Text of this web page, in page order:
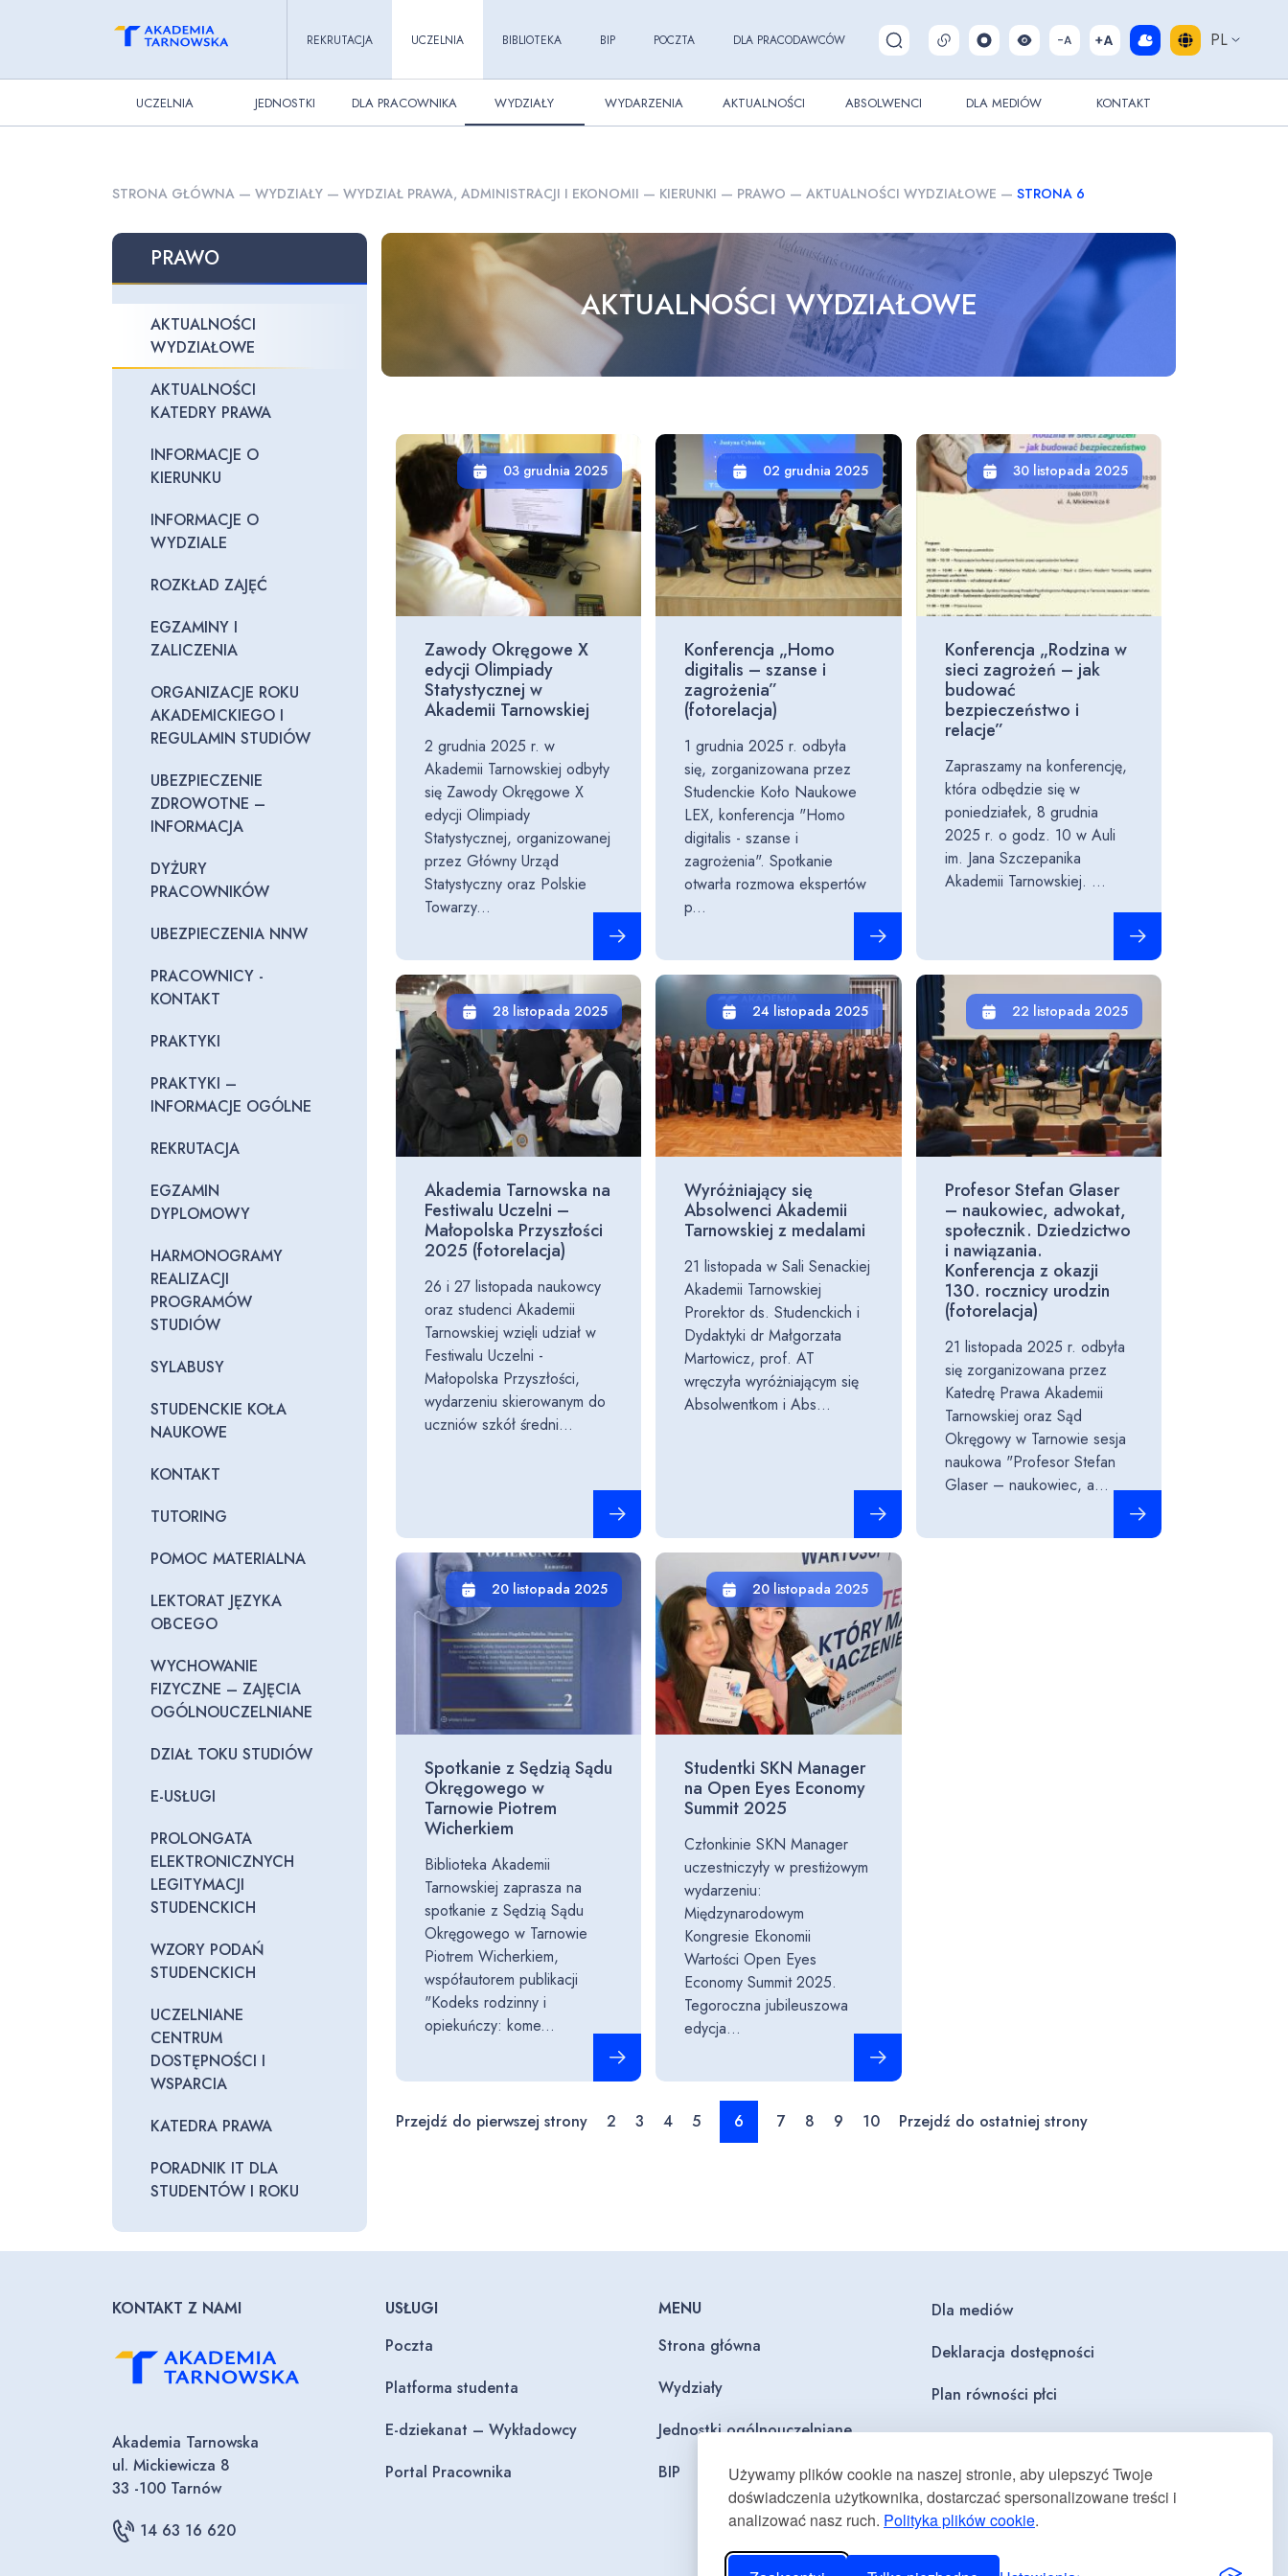
Używamy plików cookie na naszej stronie, aby ulepszyć Twoje
doświadczenia użytkownika, dostarczać spersonalizowane treści i
analizować nasz ruch. Polityka plików cookie.
REKRUTACJA UCZELNIA BIBLIOTEKA BIP POCZTA DLA PRACODAWCÓW Pokaż/ukryj wyszukiwarkę PL
UCZELNIA JEDNOSTKI DLA PRACOWNIKA WYDZIAŁY WYDARZENIA AKTUALNOŚCI ABSOLWENCI DLA MEDIÓW KONTAKT
STRONA GŁÓWNA — WYDZIAŁY — WYDZIAŁ PRAWA, ADMINISTRACJI I EKONOMII — KIERUNKI — PRAWO — AKTUALNOŚCI WYDZIAŁOWE — STRONA 6
PRAWO
AKTUALNOŚCI
WYDZIAŁOWE
AKTUALNOŚCI
KATEDRY PRAWA
INFORMACJE O
KIERUNKU
INFORMACJE O
WYDZIALE
ROZKŁAD ZAJĘĆ
EGZAMINY I
ZALICZENIA
ORGANIZACJE ROKU
AKADEMICKIEGO I
REGULAMIN STUDIÓW
UBEZPIECZENIE
ZDROWOTNE –
INFORMACJA
DYŻURY
PRACOWNIKÓW
UBEZPIECZENIA NNW
PRACOWNICY -
KONTAKT
PRAKTYKI
PRAKTYKI –
INFORMACJE OGÓLNE
REKRUTACJA
EGZAMIN
DYPLOMOWY
HARMONOGRAMY
REALIZACJI
PROGRAMÓW
STUDIÓW
SYLABUSY
STUDENCKIE KOŁA
NAUKOWE
KONTAKT
TUTORING
POMOC MATERIALNA
LEKTORAT JĘZYKA
OBCEGO
WYCHOWANIE
FIZYCZNE – ZAJĘCIA
OGÓLNOUCZELNIANE
DZIAŁ TOKU STUDIÓW
E-USŁUGI
PROLONGATA
ELEKTRONICZNYCH
LEGITYMACJI
STUDENCKICH
WZORY PODAŃ
STUDENCKICH
UCZELNIANE
CENTRUM
DOSTĘPNOŚCI I
WSPARCIA
KATEDRA PRAWA
PORADNIK IT DLA
STUDENTÓW I ROKU
AKTUALNOŚCI WYDZIAŁOWE
03 grudnia 2025
Zawody Okręgowe X
edycji Olimpiady
Statystycznej w
Akademii Tarnowskiej
2 grudnia 2025 r. w
Akademii Tarnowskiej odbyły
się Zawody Okręgowe X
edycji Olimpiady
Statystycznej, organizowanej
przez Główny Urząd
Statystyczny oraz Polskie
Towarzy...
02 grudnia 2025
Konferencja „Homo
digitalis – szanse i
zagrożenia”
(fotorelacja)
1 grudnia 2025 r. odbyła
się, zorganizowana przez
Studenckie Koło Naukowe
LEX, konferencja "Homo
digitalis - szanse i
zagrożenia". Spotkanie
otwarła rozmowa ekspertów
p...
30 listopada 2025
Konferencja „Rodzina w
sieci zagrożeń – jak
budować
bezpieczeństwo i
relacje”
Zapraszamy na konferencję,
która odbędzie się w
poniedziałek, 8 grudnia
2025 r. o godz. 10 w Auli
im. Jana Szczepanika
Akademii Tarnowskiej. ...
28 listopada 2025
Akademia Tarnowska na
Festiwalu Uczelni –
Małopolska Przyszłości
2025 (fotorelacja)
26 i 27 listopada naukowcy
oraz studenci Akademii
Tarnowskiej wzięli udział w
Festiwalu Uczelni -
Małopolska Przyszłości,
wydarzeniu skierowanym do
uczniów szkół średni...
24 listopada 2025
Wyróżniający się
Absolwenci Akademii
Tarnowskiej z medalami
21 listopada w Sali Senackiej
Akademii Tarnowskiej
Prorektor ds. Studenckich i
Dydaktyki dr Małgorzata
Martowicz, prof. AT
wręczyła wyróżniającym się
Absolwentkom i Abs...
22 listopada 2025
Profesor Stefan Glaser
– naukowiec, adwokat,
społecznik. Dziedzictwo
i nawiązania.
Konferencja z okazji
130. rocznicy urodzin
(fotorelacja)
21 listopada 2025 r. odbyła
się zorganizowana przez
Katedrę Prawa Akademii
Tarnowskiej oraz Sąd
Okręgowy w Tarnowie sesja
naukowa "Profesor Stefan
Glaser – naukowiec, a...
20 listopada 2025
Spotkanie z Sędzią Sądu
Okręgowego w
Tarnowie Piotrem
Wicherkiem
Biblioteka Akademii
Tarnowskiej zaprasza na
spotkanie z Sędzią Sądu
Okręgowego w Tarnowie
Piotrem Wicherkiem,
współautorem publikacji
"Kodeks rodzinny i
opiekuńczy: kome...
20 listopada 2025
Studentki SKN Manager
na Open Eyes Economy
Summit 2025
Członkinie SKN Manager
uczestniczyły w prestiżowym
wydarzeniu:
Międzynarodowym
Kongresie Ekonomii
Wartości Open Eyes
Economy Summit 2025.
Tegoroczna jubileuszowa
edycja...
Przejdź do pierwszej strony 2 3 4 5 6 7 8 9 10 Przejdź do ostatniej strony
KONTAKT Z NAMI
Akademia Tarnowska
ul. Mickiewicza 8
33 -100 Tarnów
14 63 16 620
USŁUGI
Poczta
Platforma studenta
E-dziekanat – Wykładowcy
Portal Pracownika
MENU
Strona główna
Wydziały
Jednostki ogólnouczelniane
BIP
Dla mediów
Deklaracja dostępności
Plan równości płci